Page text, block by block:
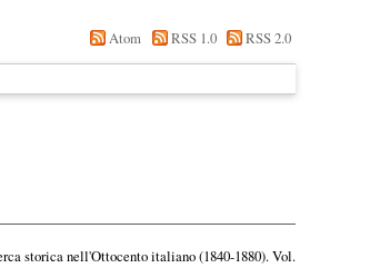
Atom RSS 1.0 RSS 2.0
storica nell'Ottocento italiano (1840-1880). Vol.